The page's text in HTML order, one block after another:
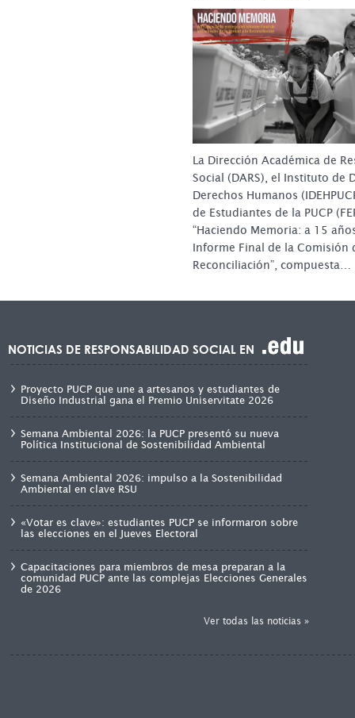
La Dirección Académica de
Social (DARS), el Instituto de
Derechos Humanos
de Estudiantes de la PUCP
“Haciendo Memoria: a 15
Informe Final de la Comisión
Reconciliación”, compuesta…
NOTICIAS DE RESPONSABILIDAD SOCIAL EN
Proyecto PUCP que une a artesanos y estudiantes de
Diseño Industrial gana el Premio Uniservitate 2026
Semana Ambiental 2026: la PUCP presentó su nueva
Política Institucional de Sostenibilidad Ambiental
Semana Ambiental 2026: impulso a la Sostenibilidad
Ambiental en clave RSU
«Votar es clave»: estudiantes PUCP se informaron sobre
las elecciones en el Jueves Electoral
Capacitaciones para miembros de mesa preparan a la
comunidad PUCP ante las complejas Elecciones Generales
de 2026
Ver todas las noticias »